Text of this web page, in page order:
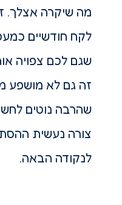
מה שיקרה אצלך.
לקח חודשיים
שגם לכם צפויה
זה גם לא מושפע
שהרבה נוטים
צורה נעשית
לנקודה הבאה.